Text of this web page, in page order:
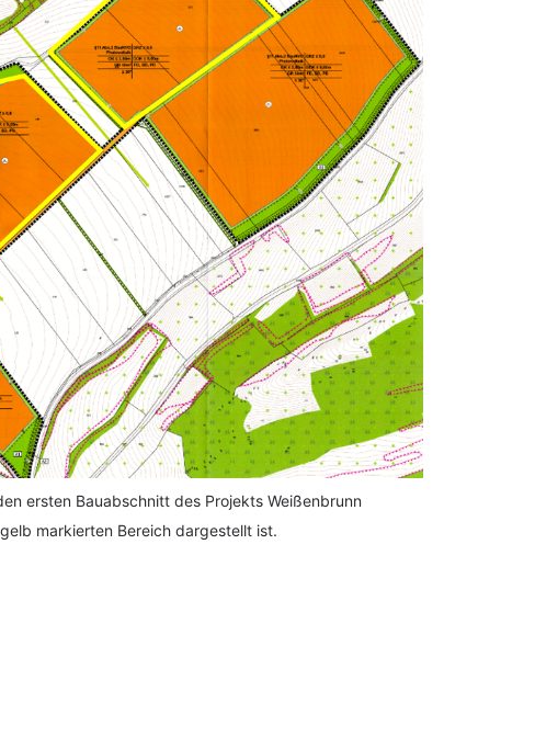
ersten Bauabschnitt des Projekts Weißenbrunn
markierten Bereich dargestellt ist.